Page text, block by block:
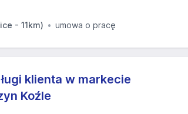
- 11km)
umowa o pracę
klienta w markecie
Koźle